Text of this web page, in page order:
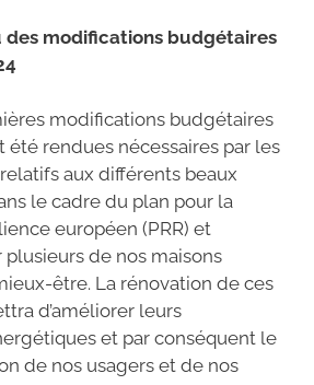
des modifications budgétaires
modifications budgétaires
été rendues nécessaires par les
aux différents beaux
le cadre du plan pour la
européen (PRR) et
de nos maisons
être. La rénovation de ces
d’améliorer leurs
et par conséquent le
de nos usagers et de nos